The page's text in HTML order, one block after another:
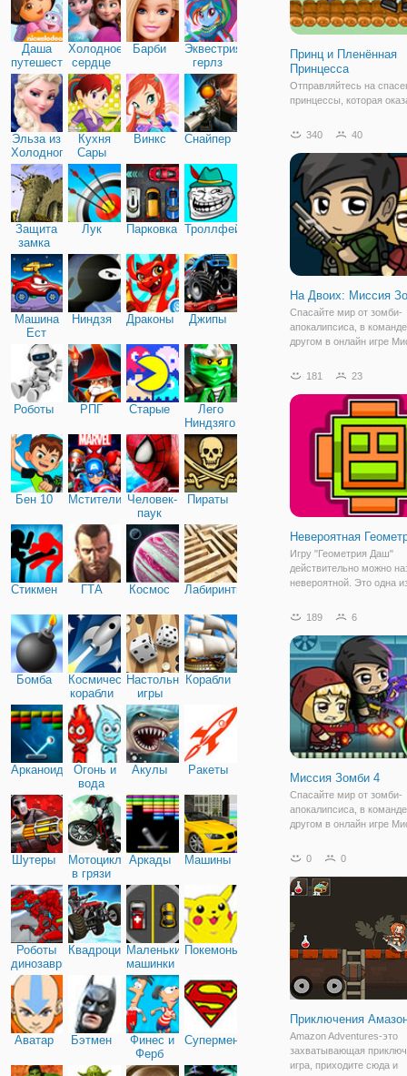
Даша
путешественница
Холодное
сердце
Барби
Эквестрия
герлз
Эльза из
Холодного
сердца
Кухня
Сары
Винкс Снайпер
Защита
замка
Лук Парковка Троллфейс
Машина
Ест
Машину
Ниндзя Драконы Джипы
Роботы РПГ Старые
Лего
Ниндзяго
Бен 10 Мстители Человек-
паук
Пираты
Стикмен ГТА Космос Лабиринты
Бомба
Космические
корабли
Настольные
игры
Корабли
Арканоид
Огонь и
вода
Акулы Ракеты
Шутеры
Мотоциклы
в грязи
Аркады Машины
Роботы
динозавры
КвадроциклыМаленькие
машинки
Покемоны
Аватар Бэтмен
Финес и
Ферб
Супермен
Принц и Пленённая
Принцесса
Отправляйтесь на
принцессы, которая
Пленённая Принцесса".
который не боится
пройти через все
чтобы
340 40
На Двоих: Миссия
Спасайте мир от зомби-
апокалипсиса, в
другом в онлайн игре
увлекательный
опасных преград,
испытаний и бездушных
врагов.Чтобы
181 23
Невероятная
Игру "Геометрия Даш"
действительно можно
невероятной. Это одна
которая отлично
время и скоротать
задействованы
189 6
Миссия Зомби 4
Спасайте мир от зомби-
апокалипсиса, в
другом в онлайн игре
увлекательный
опасных преград,
испытаний и бездушных
0 0
Приключения
Amazon Adventures-это
захватывающая
игра, приходите сюда и